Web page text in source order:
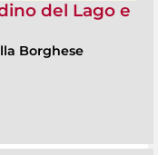
del Lago e
Borghese